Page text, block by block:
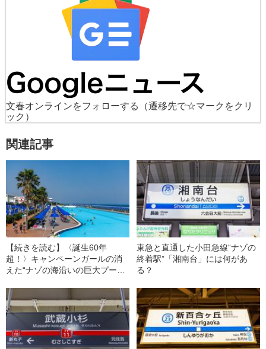
文春オンラインをフォローする
（遷移先で☆マークをクリ
ック）
関連記事
【続きを読む】〈誕生60年
超！〉キャンペーンガールの消
えた“ナゾの海沿いの巨大プー
がある？
東急と直通した小田急線“ナゾの
終着駅”「湘南台」には何があ
る？